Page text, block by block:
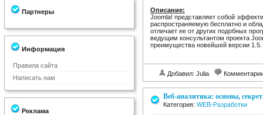
Партнеры
Информация
Правила сайта
Написать нам
Реклама
Описание:
Joomla! представляет собой
распространяемую бесплатно и
отличает ее от других подобных
ведущим консультантом проекта
преимущества новейшей версии 1.5.
Добавил: Julia
Веб-аналитика: основы,
Категория: WEB-Разработки